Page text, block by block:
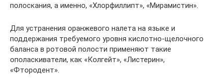
полоскания, а именно, «Хлорфиллипт», «Мирамистин».
Для устранения оранжевого налета на языке и
поддержания требуемого уровня кислотно-щелочного
баланса в ротовой полости применяют такие
ополаскиватели, как «Колгейт», «Листерин»,
«Фтородент».